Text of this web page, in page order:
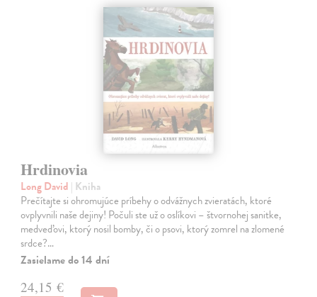
Hrdinovia
Long David | Kniha
Prečítajte si ohromujúce príbehy o odvážnych zvieratách, ktoré
ovplyvnili naše dejiny! Počuli ste už o oslíkovi – štvornohej sanitke,
medveďovi, ktorý nosil bomby, či o psovi, ktorý zomrel na zlomené
srdce?…
Zasielame do 14 dní
24,15 €